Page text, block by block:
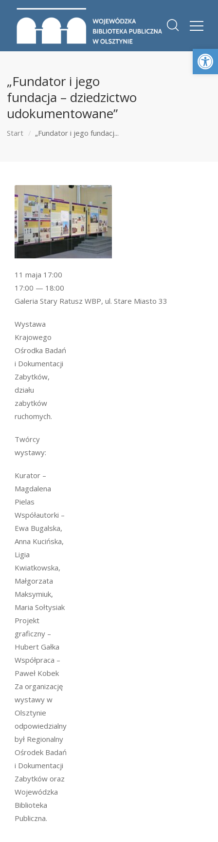
„Fundator i jego
fundacja – dziedzictwo
udokumentowane”
Start „Fundator i jego fundacj...
Wystawa
Krajowego
Ośrodka Badań
i Dokumentacji
Zabytków,
działu
zabytków
ruchomych.
Twórcy
wystawy:
Kurator –
Magdalena
Pielas
Współautorki –
Ewa Bugalska,
Anna Kucińska,
Ligia
Kwiatkowska,
Małgorzata
Maksymiuk,
Maria Sołtysiak
Projekt
graficzny –
Hubert Gałka
Współpraca –
Paweł Kobek
Za organizację
wystawy w
Olsztynie
odpowiedzialny
był Regionalny
Ośrodek Badań
i Dokumentacji
Zabytków oraz
Wojewódzka
Biblioteka
Publiczna.
11 maja 17:00
17:00 — 18:00
Galeria Stary Ratusz WBP, ul. Stare Miasto 33